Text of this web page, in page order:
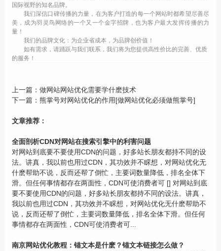
国际视野的知名品牌。
我们深信口碑传播的力量，在为客户打造的每一个网站时都希望尽善尽
美，成为羽灵鸟网络的一个又一个金字招牌，也为客户最大发挥传播的力
量！
我们的品牌文化：为企业省成本，为品牌创价值！
如有需求，请踊跃与我们联系，我们将为您提供高性价比的完善、优质
的服务！
上一篇： 做网站网站优化需要学什麽技术
下一篇： 熊掌号对网站优化的作用[做网站优化必须做熊掌号]
文章推荐：
全面剖析CDN对网站在搜索引擎中的利害问题
对网站到底要不要使用CDN的问题，好多站长朋友都持不同的设
法。讲真，我以前也用过CDN，其功效并不睬想，对网站优化无
什麽帮助不说，反而还帮了倒忙，主要词数量降低，排名全体下
滑。但任何事情都存在两面性，CDN可使消费者可 [] 对网站到底
要不要使用CDN的问题，好多站长朋友都持不同的设法。讲真，
我以前也用过CDN，其功效并不睬想，对网站优化无什麽帮助不
说，反而还帮了倒忙，主要词数量降低，排名全体下滑。但任何
事情都存在两面性，CDN可使消费者可...
南京网站优化教程：锚文本是什麽？锚文本链接怎么做？